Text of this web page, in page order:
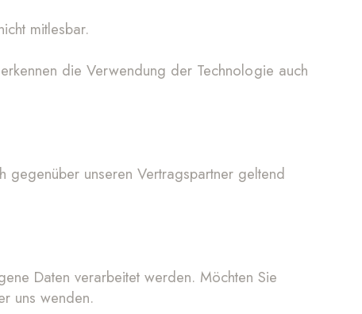
mitlesbar.
die Verwendung der Technologie auch
gegenüber unseren Vertragspartner geltend
Daten verarbeitet werden. Möchten Sie
uns wenden.